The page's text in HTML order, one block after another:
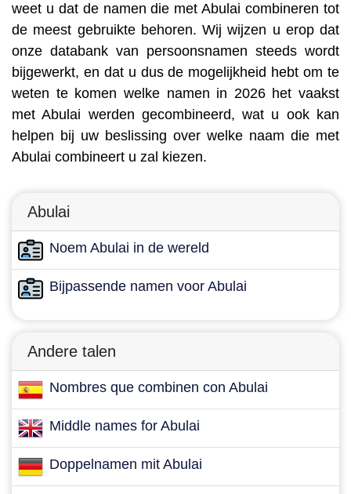
weet u dat de namen die met Abulai combineren tot
de meest gebruikte behoren. Wij wijzen u erop dat
onze databank van persoonsnamen steeds wordt
bijgewerkt, en dat u dus de mogelijkheid hebt om te
weten te komen welke namen in 2026 het vaakst
met Abulai werden gecombineerd, wat u ook kan
helpen bij uw beslissing over welke naam die met
Abulai combineert u zal kiezen.
Abulai
Noem Abulai in de wereld
Bijpassende namen voor Abulai
Andere talen
Nombres que combinen con Abulai
Middle names for Abulai
Doppelnamen mit Abulai